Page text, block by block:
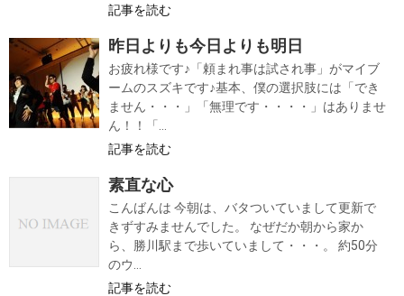
記事を読む
昨日よりも今日よりも明日
お疲れ様です♪「頼まれ事は試され事」がマイブ
ームのスズキです♪基本、僕の選択肢には「でき
ません・・・」「無理です・・・・」はありませ
ん！！「...
記事を読む
素直な心
こんばんは 今朝は、バタついていまして更新で
きずすみませんでした。 なぜだか朝から家か
ら、勝川駅まで歩いていまして・・・。 約50分
のウ...
記事を読む